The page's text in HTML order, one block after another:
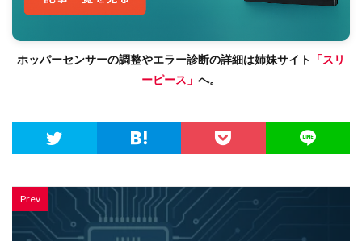
ホッパーセンサーの調整やエラー診断の詳細は姉妹サイト 「スリ
ーピース」 へ。
Prev